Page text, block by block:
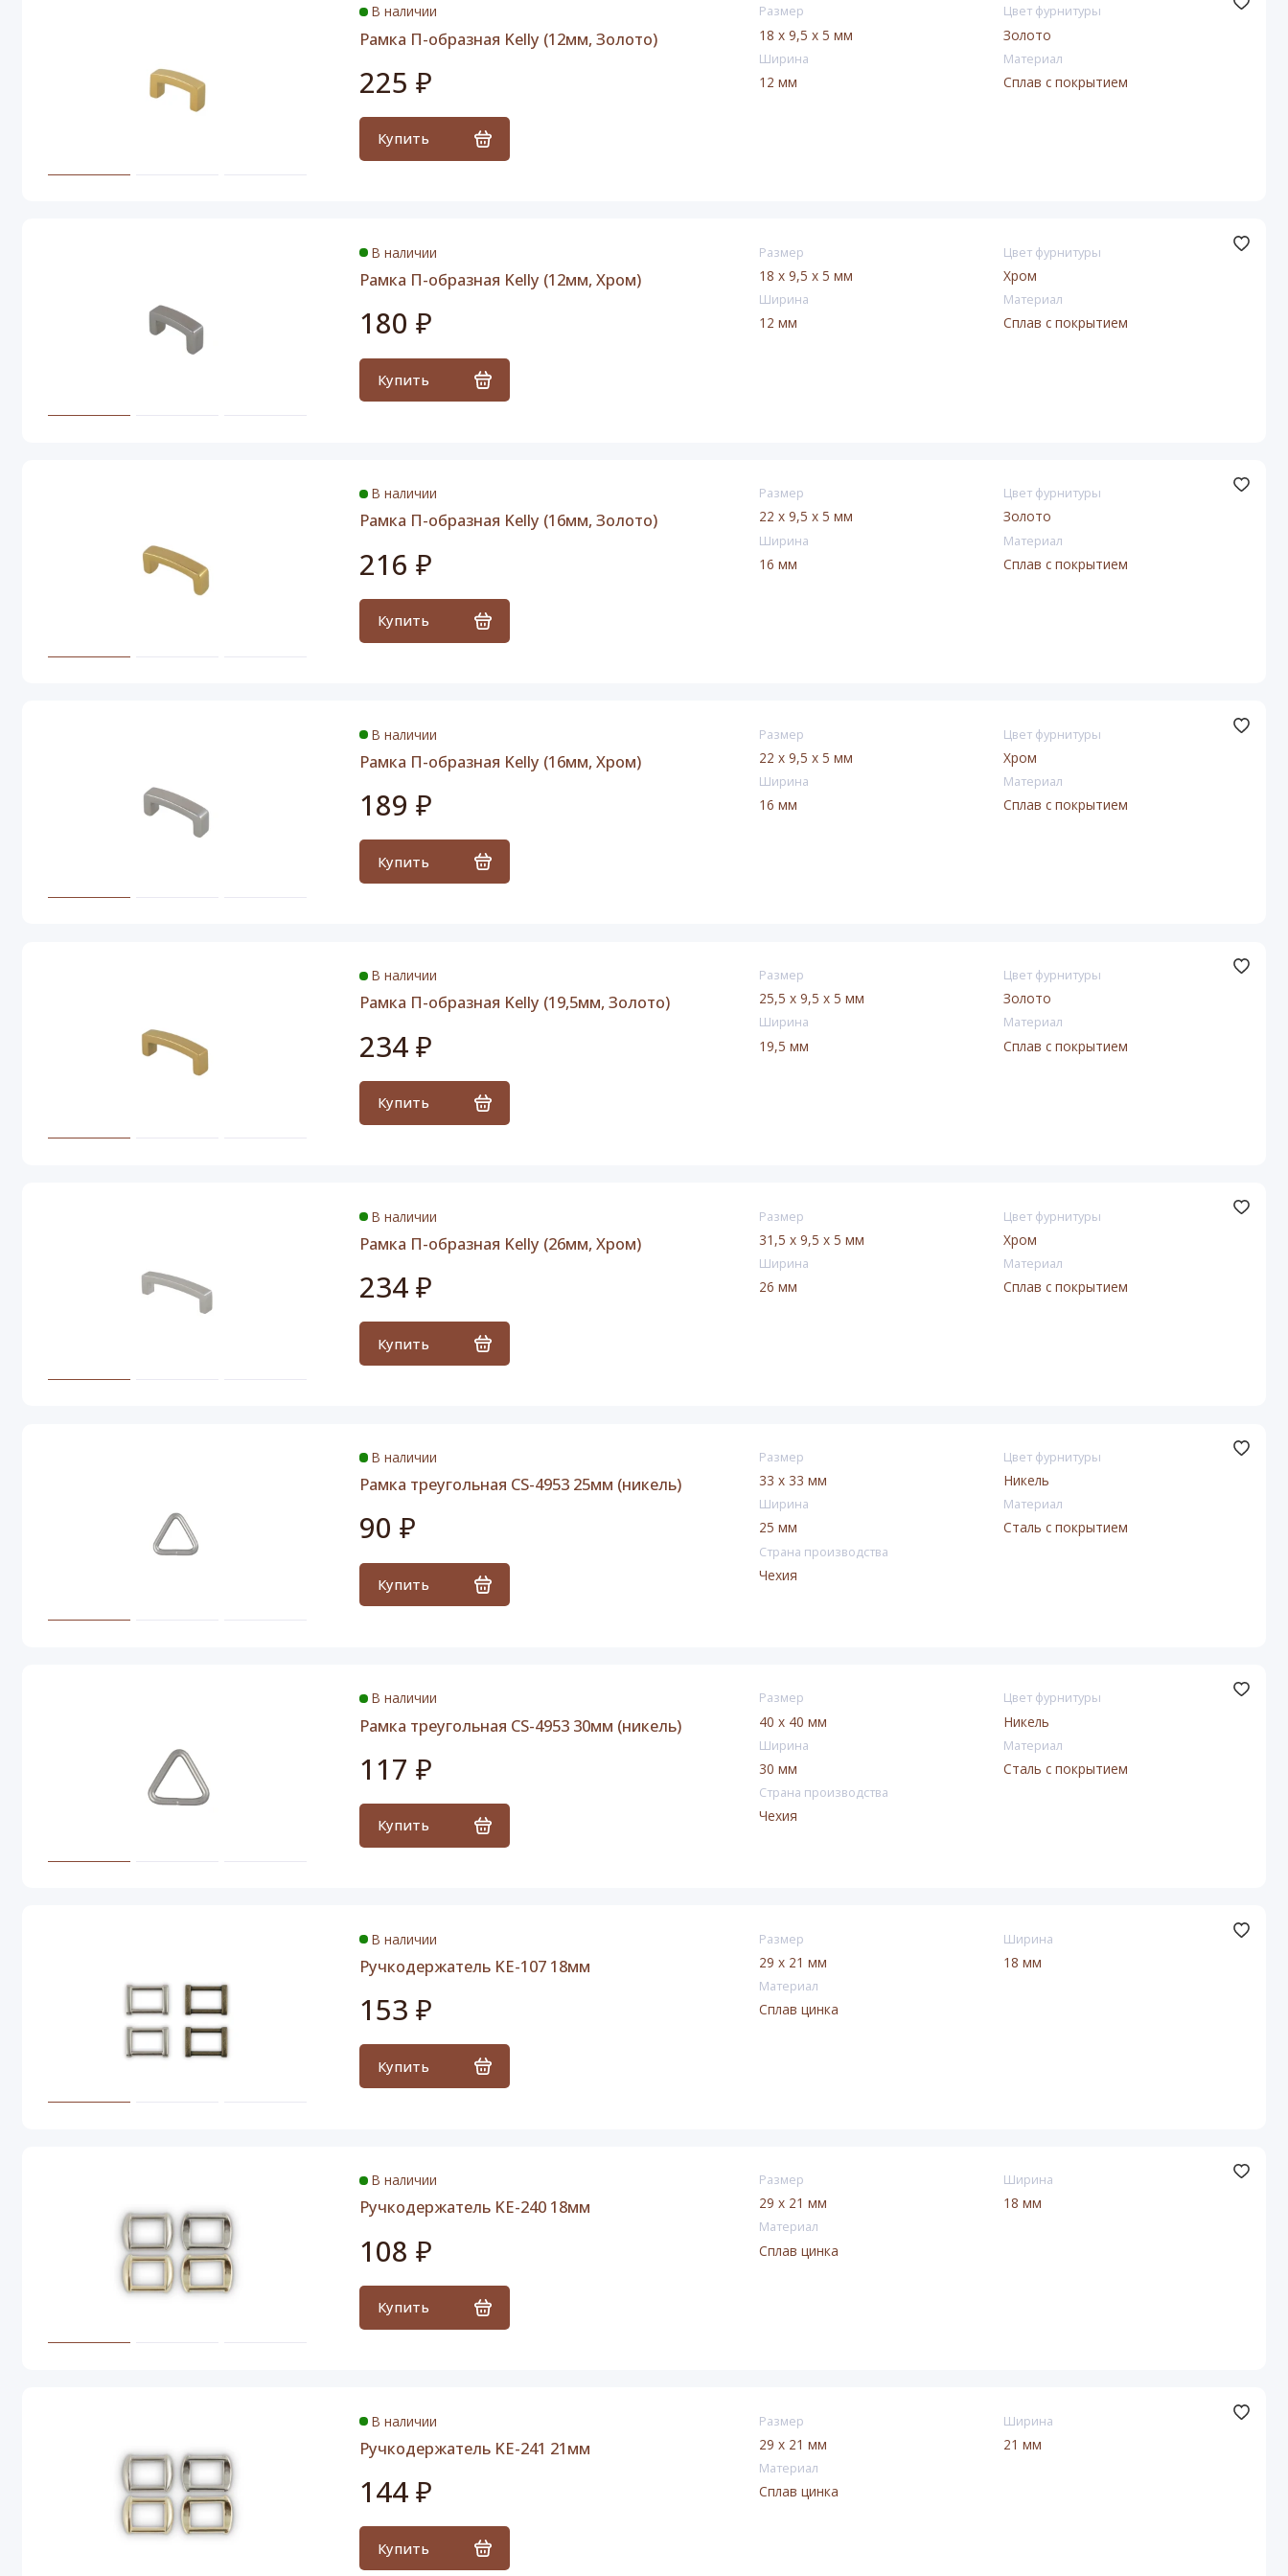
В наличии
Рамка П-образная Kelly (12мм, Золото)
225 ₽
Купить
Размер
18 x 9,5 x 5 мм
Цвет фурнитуры
Золото
Ширина
12 мм
Материал
Сплав с покрытием
В наличии
Рамка П-образная Kelly (12мм, Хром)
180 ₽
Купить
Размер
18 x 9,5 x 5 мм
Цвет фурнитуры
Хром
Ширина
12 мм
Материал
Сплав с покрытием
В наличии
Рамка П-образная Kelly (16мм, Золото)
216 ₽
Купить
Размер
22 x 9,5 x 5 мм
Цвет фурнитуры
Золото
Ширина
16 мм
Материал
Сплав с покрытием
В наличии
Рамка П-образная Kelly (16мм, Хром)
189 ₽
Купить
Размер
22 x 9,5 x 5 мм
Цвет фурнитуры
Хром
Ширина
16 мм
Материал
Сплав с покрытием
В наличии
Рамка П-образная Kelly (19,5мм, Золото)
234 ₽
Купить
Размер
25,5 x 9,5 x 5 мм
Цвет фурнитуры
Золото
Ширина
19,5 мм
Материал
Сплав с покрытием
В наличии
Рамка П-образная Kelly (26мм, Хром)
234 ₽
Купить
Размер
31,5 x 9,5 x 5 мм
Цвет фурнитуры
Хром
Ширина
26 мм
Материал
Сплав с покрытием
В наличии
Рамка треугольная CS-4953 25мм (никель)
90 ₽
Купить
Размер
33 х 33 мм
Цвет фурнитуры
Никель
Ширина
25 мм
Материал
Сталь с покрытием
Страна производства
Чехия
В наличии
Рамка треугольная CS-4953 30мм (никель)
117 ₽
Купить
Размер
40 х 40 мм
Цвет фурнитуры
Никель
Ширина
30 мм
Материал
Сталь с покрытием
Страна производства
Чехия
В наличии
Ручкодержатель KE-107 18мм
153 ₽
Купить
Размер
29 х 21 мм
Ширина
18 мм
Материал
Сплав цинка
В наличии
Ручкодержатель KE-240 18мм
108 ₽
Купить
Размер
29 х 21 мм
Ширина
18 мм
Материал
Сплав цинка
В наличии
Ручкодержатель KE-241 21мм
144 ₽
Купить
Размер
29 х 21 мм
Ширина
21 мм
Материал
Сплав цинка